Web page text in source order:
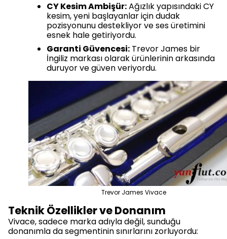
CY Kesim Ambişür:Ağızlık yapısındaki CY
kesim, yeni başlayanlar için dudak
pozisyonunu destekliyor ve ses üretimini
esnek hale getiriyordu.
Garanti Güvencesi: Trevor James bir
İngiliz markası olarak ürünlerinin arkasında
duruyor ve güven veriyordu.
Trevor James Vivace
Teknik Özellikler ve Donanım
Vivace, sadece marka adıyla değil, sunduğu
donanımla da segmentinin sınırlarını zorluyordu: